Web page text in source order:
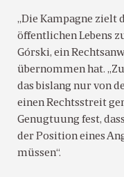
„Die Kampagne zielt
öffentlichen Lebens
Górski, ein
übernommen hat.
das bislang nur von
einen Rechtsstreit
Genugtuung fest,
der Position eines
müssen“.